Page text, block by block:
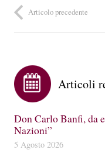
Articolo precedente
Articoli
Don Carlo Banfi, da
Nazioni”
5 Agosto 2026